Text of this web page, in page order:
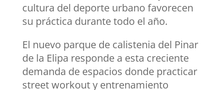
cultura del deporte urbano favorecen
su práctica durante todo el año.
El nuevo parque de calistenia del Pinar
de la Elipa responde a esta creciente
demanda de espacios donde practicar
street workout y entrenamiento